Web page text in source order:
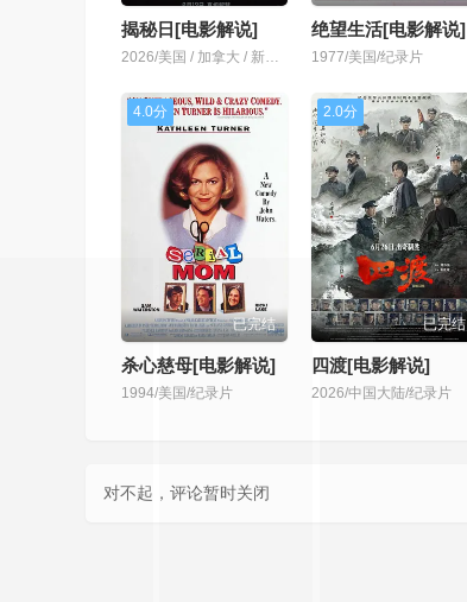
揭秘日[电影解说]
2026/美国 / 加拿大 / 新西兰 / 日本/纪录片
绝望生活[电影解说]
1977/美国/纪录片
4.0分
已完结
杀心慈母[电影解说]
1994/美国/纪录片
2.0分
已完结
四渡[电影解说]
2026/中国大陆/纪录片
对不起，评论暂时关闭